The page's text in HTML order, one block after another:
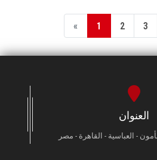
« 1 2 3
العنوان
- العباسية - القاهرة - مصر